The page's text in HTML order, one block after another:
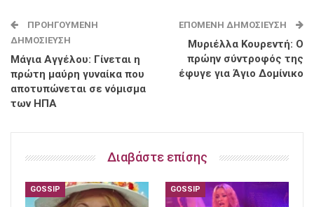
ΠΡΟΗΓΟΎΜΕΝΗ
ΔΗΜΟΣΊΕΥΣΗ
Μάγια Αγγέλου: Γίνεται η
πρώτη μαύρη γυναίκα που
αποτυπώνεται σε νόμισμα
των ΗΠΑ
ΕΠΌΜΕΝΗ ΔΗΜΟΣΊΕΥΣΗ
Μυριέλλα Κουρεντή: Ο
πρώην σύντροφός της
έφυγε για Άγιο Δομίνικο
Διαβάστε επίσης
GOSSIP GOSSIP